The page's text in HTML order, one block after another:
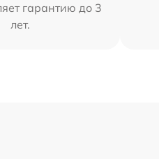
гарантию до 3
лет.